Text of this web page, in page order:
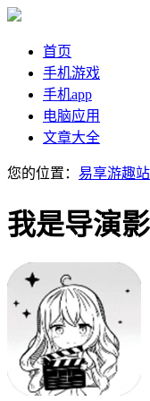
首页
手机游戏
手机app
电脑应用
文章大全
您的位置： 易享游趣站
我是导演